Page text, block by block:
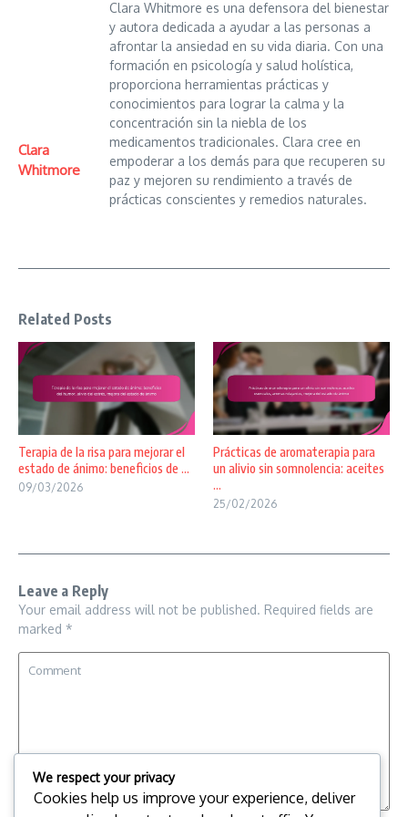
Clara
Whitmore
Clara Whitmore es una defensora del bienestar
y autora dedicada a ayudar a las personas a
afrontar la ansiedad en su vida diaria. Con una
formación en psicología y salud holística,
proporciona herramientas prácticas y
conocimientos para lograr la calma y la
concentración sin la niebla de los
medicamentos tradicionales. Clara cree en
empoderar a los demás para que recuperen su
paz y mejoren su rendimiento a través de
prácticas conscientes y remedios naturales.
Related Posts
Terapia de la risa para mejorar el
estado de ánimo: beneficios de ...
09/03/2026
Prácticas de aromaterapia para
un alivio sin somnolencia: aceites
...
25/02/2026
Leave a Reply
Your email address will not be published. Required fields are
marked *
We respect your privacy
Cookies help us improve your experience, deliver